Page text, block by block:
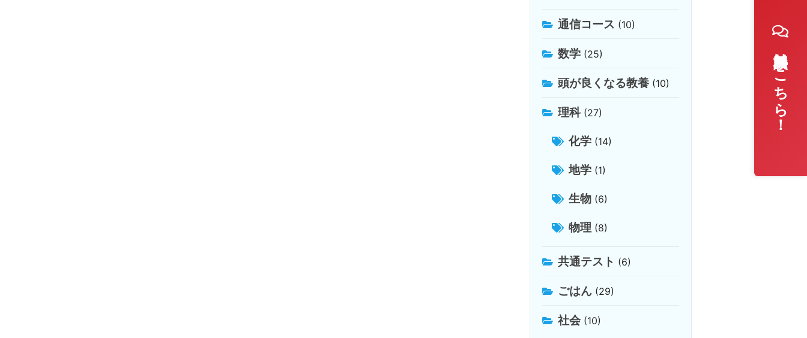
通信コース (10)
数学(25)
頭が良くなる教養(10)
理科(27)
化学(14)
地学(1)
生物(6)
物理 (8)
共通テスト (6)
ごはん(29)
社会(10)
無料相談はこちら！